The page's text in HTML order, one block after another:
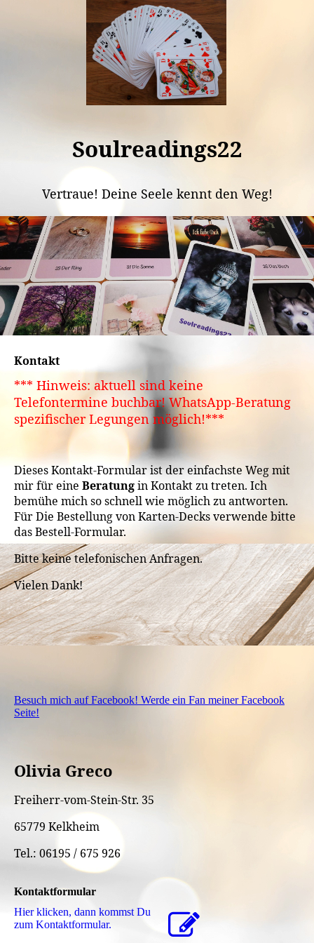
Soulreadings22
Vertraue! Deine Seele kennt den Weg!
Kontakt
*** Hinweis: aktuell sind keine
Telefontermine buchbar! WhatsApp-Beratung
spezifischer Legungen möglich!***
Dieses Kontakt-Formular ist der einfachste Weg mit
mir für eine Beratungin Kontakt zu treten. Ich
bemühe mich so schnell wie möglich zu antworten.
Für Die Bestellung von Karten-Decks verwende bitte
das Bestell-Formular.
Bitte keine telefonischen Anfragen.
Vielen Dank!
Besuch mich auf Facebook! Werde ein Fan meiner Facebook
Seite!
Olivia Greco
Freiherr-vom-Stein-Str. 35
65779 Kelkheim
Tel.: 06195 / 675 926
Kontaktformular
Hier klicken, dann kommst Du
zum Kon­takt­for­mu­lar.